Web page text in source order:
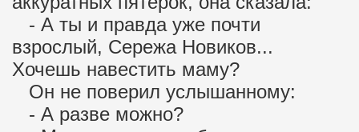
- А ты и правда уже почти
взрослый, Сережа Новиков...
Хочешь навестить маму?
Он не поверил услышанному:
- А разве можно?